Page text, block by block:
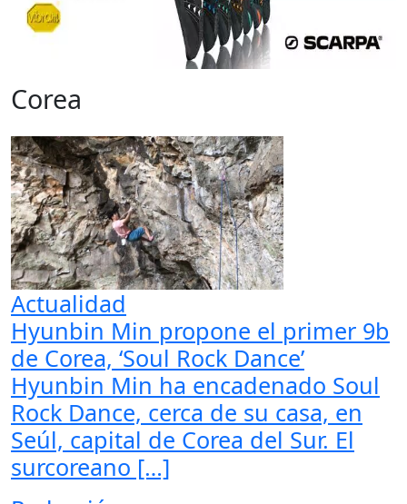
Corea
Actualidad
Hyunbin Min propone el primer 9b
de Corea, ‘Soul Rock Dance’
Hyunbin Min ha encadenado Soul
Rock Dance, cerca de su casa, en
Seúl, capital de Corea del Sur. El
surcoreano […]